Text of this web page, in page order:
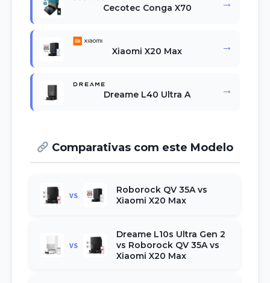
Cecotec Conga X70 →
Xiaomi X20 Max →
Dreame L40 Ultra A →
Comparativas com este Modelo
VS
Roborock QV 35A vs
Xiaomi X20 Max
VS
Dreame L10s Ultra Gen 2
vs Roborock QV 35A vs
Xiaomi X20 Max